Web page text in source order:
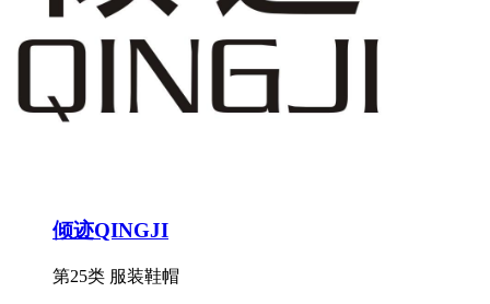
倾迹QINGJI
第25类 服装鞋帽